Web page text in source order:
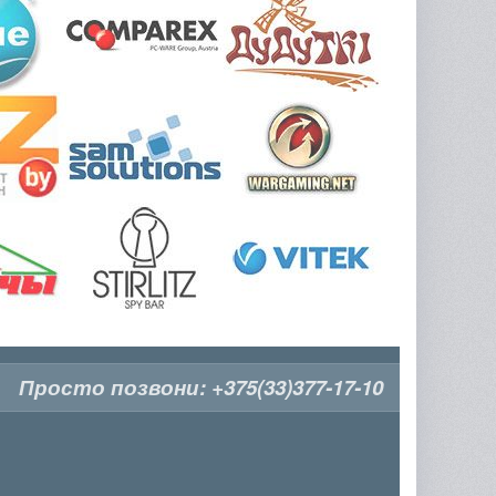
Просто позвони: +375(33)377-17-10